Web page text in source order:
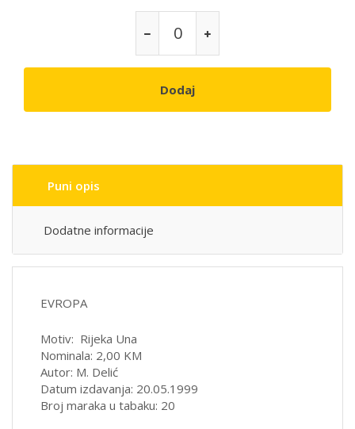
Dodaj
Puni opis
Dodatne informacije
EVROPA
Motiv: Rijeka Una
Nominala: 2,00 KM
Autor: M. Delić
Datum izdavanja: 20.05.1999
Broj maraka u tabaku: 20